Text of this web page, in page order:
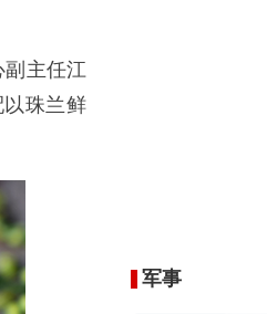
副主任江
珠兰鲜
军事